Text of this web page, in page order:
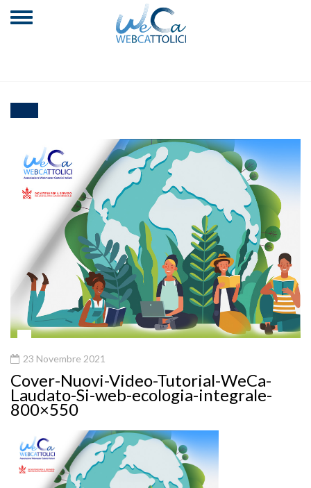
23 Novembre 2021
Cover-Nuovi-Video-Tutorial-WeCa-
Laudato-Si-web-ecologia-integrale-
800×550